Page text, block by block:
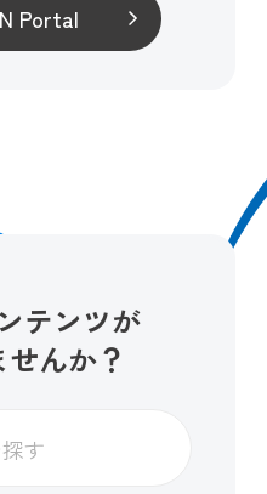
Portal
テンツが
んか？